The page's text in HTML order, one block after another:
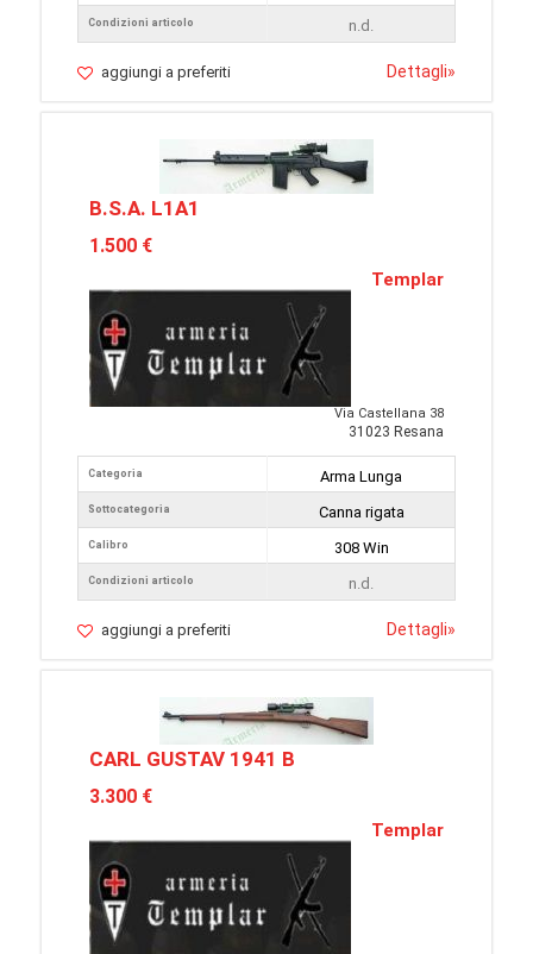
Condizioni articolo
n.d.
aggiungi a preferiti Dettagli»
B.S.A. L1A1
1.500 €
Templar
Via Castellana 38
31023 Resana
Categoria
Sottocategoria
Calibro
Condizioni articolo
Arma Lunga
Canna rigata
308 Win
n.d.
aggiungi a preferiti Dettagli»
CARL GUSTAV 1941 B
3.300 €
Templar